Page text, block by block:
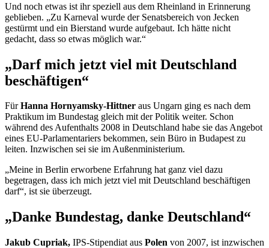
Und noch etwas ist ihr speziell aus dem Rheinland in Erinnerung
geblieben. „Zu Karneval wurde der Senatsbereich von Jecken
gestürmt und ein Bierstand wurde aufgebaut. Ich hätte nicht
gedacht, dass so etwas möglich war.“
„Darf mich jetzt viel mit Deutschland
beschäftigen“
FürHanna Hornyamsky-Hittner aus Ungarn ging es nach dem
Praktikum im Bundestag gleich mit der Politik weiter. Schon
während des Aufenthalts 2008 in Deutschland habe sie das Angebot
eines EU-Parlamentariers bekommen, sein Büro in Budapest zu
leiten. Inzwischen sei sie im Außenministerium.
„Meine in Berlin erworbene Erfahrung hat ganz viel dazu
begetragen, dass ich mich jetzt viel mit Deutschland beschäftigen
darf“, ist sie überzeugt.
„Danke Bundestag, danke Deutschland“
Jakub Cupriak, IPS-Stipendiat aus Polen von 2007, ist inzwischen